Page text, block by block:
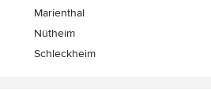
Marienthal
Nütheim
Schleckheim